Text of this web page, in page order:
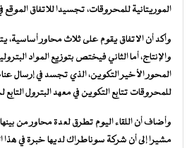
الموريتانية للمحروقات، تجسيدا للاتفاق الموقع في
وأكد أن الاتفاق يقوم على ثلاث محاور أساسية،
والإنتاج، أما الثاني فيختص بتوزيع المواد
المحور الأخير التكوين، الذي تجسد في إرسال
للمحروقات تتابع التكوين في معهد البترول
وأضاف أن اللقاء اليوم تطرق لعدة محاور من
مشيرا إلى أن شركة سوناطراك لديها خبرة في هذا